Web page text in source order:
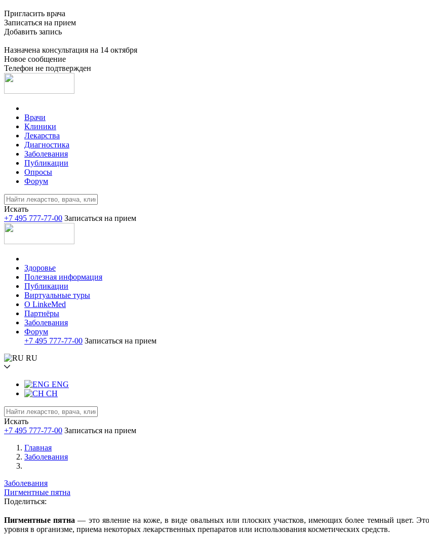
Пригласить врача
Записаться на прием
Добавить запись
Назначена консультация на 14 октября
Новое сообщение
Телефон не подтвержден
Врачи
Клиники
Лекарства
Диагностика
Заболевания
Публикации
Опросы
Форум
Искать
+7 495 777-77-00 Записаться на прием
Здоровье
Полезная информация
Публикации
Виртуальные туры
О LinkeMed
Партнёры
Заболевания
Форум
+7 495 777-77-00 Записаться на прием
RU
ENG
CH
Искать
+7 495 777-77-00 Записаться на прием
Главная
Заболевания
Заболевания
Пигментные пятна
Поделиться:
Пигментные пятна — это явление на коже, в виде овальных или плоских участков, имеющих более темный цвет.
уровня в организме, приема некоторых лекарственных препаратов или использования косметических средств.